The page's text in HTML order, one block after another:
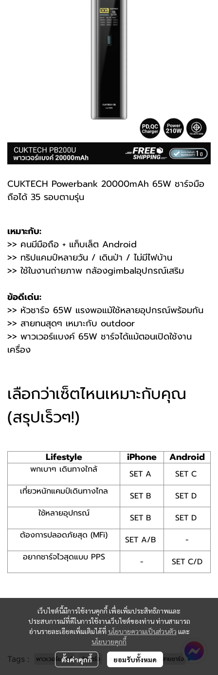
CUKTECH Powerbank 20000mAh 65W ชาร์จมือ
ถือได้ 35 รอบตามรุ่น
เหมาะกับ:
>> คนมีมือถือ + แท็บเล็ต Android
>> ทริปแคมป์หลายวัน / เดินป่า / ไม่มีไฟบ้าน
>> ใช้ในงานถ่ายภาพ กล้องgimbalอุปกรณ์เสริม
ข้อดีเด่น:
>> หัวชาร์จ 65W แรงพอแม้ใช้หลายอุปกรณ์พร้อมกัน
>> สายทนสุดๆ เหมาะกับ outdoor
>> พาวเวอร์แบงค์ 65W ชาร์จได้แม้ตอนเปิดใช้งาน
เครื่อง
เลือกว่าเซ็ตไหนเหมาะกับคุณ
(สรุปเร็วๆ!)
Lifestyle iPhone Android
พกเบาๆ เดินทางใกล้ SET A
SET C
เที่ยวหนักแคมป์เดินทางไกล
SET B
SET D
ใช้หลายอุปกรณ์
SET B
SET D
ต้องการปลอดภัยสุด (MFi)
SET A/B
-
อยากชาร์จไวสุดแบบ PPS
- SET C/D
Tags : พาวเวอร์แบงค์ หัวชาร์จ สายชาร์จ TYPE C สายชาร์จ
เว็บไซต์นี้มีการใช้งานคุกกี้ เพื่อเพิ่มประสิทธิภาพและ
ประสบการณ์ที่ดีในการใช้งานเว็บไซต์ของท่าน ท่านสามารถ
อ่านรายละเอียดเพิ่มเติมได้ที่ นโยบายความเป็นส่วนตัว และ
นโยบายคุกกี้
ตั้งค่าคุกกี้ ยอมรับทั้งหมด